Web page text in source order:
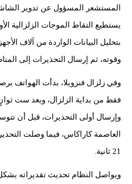
المستشعر المسؤول عن تدوير الشاشة
يستطيع التقاط الموجات الزلزالية
بتحليل البيانات الواردة من آلاف
وقوته، ثم إرسال التحذيرات إلى
وفي زلزال فنزويلا، بدأت الهواتف
فقط من بداية الزلزال، وبعد ست
21 ثانية.
ويواصل النظام تحديث تقديراته